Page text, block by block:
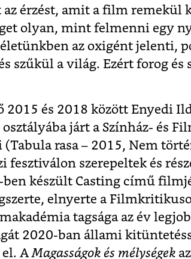
érzést, amit a film remekül
olyan, mint felmenni egy
az oxigént jelenti,
szűkül a világ. Ezért forog és
2015 és 2018 között Enyedi
járt a Színház- és
rasa – 2015, Nem
fesztiválon szerepeltek és
készült Casting című
elnyerte a
tagsága az év
2020-ban állami
el. AMagasságok és mélységek